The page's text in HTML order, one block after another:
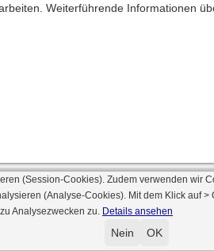
Weiterführende Informationen
© 2000 - 2026 skat-spielen.de
6.241 · registrierte Spieler: 501.063 ·
(Session-Cookies). Zudem verwenden wir
(Analyse-Cookies). Mit dem Klick auf>
Analysezwecken zu. Details ansehen
Nein OK